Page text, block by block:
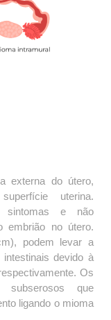
externa do útero,
uterina.
sintomas e não
embrião no útero.
podem levar a
devido à
Os
subserosos que
ligando o mioma